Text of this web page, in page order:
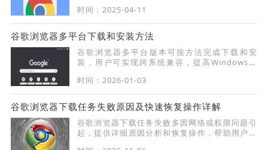
时间：2025-04-11
谷歌浏览器多平台下载和安装方法
谷歌浏览器多平台版本可按方法完成下载和安
装，用户可实现跨系统兼容，提高Windows、
时间：2026-01-03
谷歌浏览器下载任务失败原因及快速恢复操作详解
谷歌浏览器下载任务失败多因网络或权限问题引
起，提供详细原因分析和恢复操作，帮助用户快